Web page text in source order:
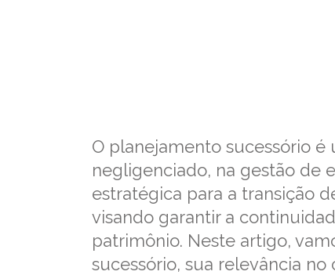
O planejamento sucessório
negligenciado, na gestão de
estratégica para a transição
visando garantir a
patrimônio. Neste artigo,
sucessório, sua relevância